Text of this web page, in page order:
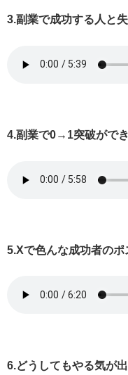
3.副業で成功する人と
4.副業で0→1突破がで
5.Xで色んな成功者の
6.どうしてもやる気が